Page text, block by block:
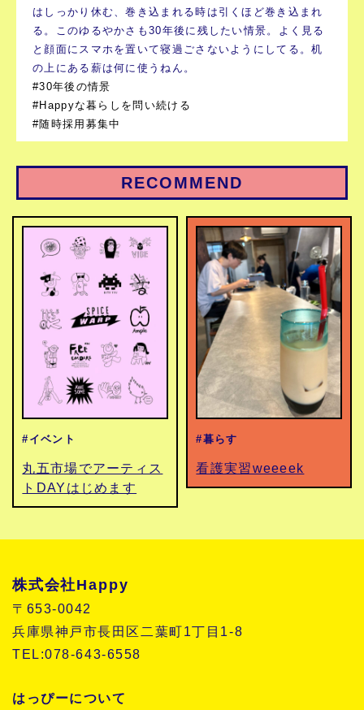
はしっかり休む、巻き込まれる時は引くほど巻き込まれ
る。このゆるやかさも30年後に残したい情景。よく見る
と顔面にスマホを置いて寝過ごさないようにしてる。机
の上にある薪は何に使うねん。
#30年後の情景
#Happyな暮らしを問い続ける
#随時採用募集中
RECOMMEND
#イベント
丸五市場でアーティス
トDAYはじめます
#暮らす
看護実習weeeek
株式会社Happy
〒653-0042
兵庫県神戸市長田区二葉町1丁目1-8
TEL:078-643-6558
はっぴーについて